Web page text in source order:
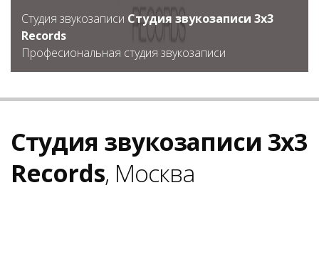
Студия звукозаписи Студия звукозаписи 3x3
Records
Професиональная студия звукозаписи
Студия звукозаписи 3x3
Records, Москва